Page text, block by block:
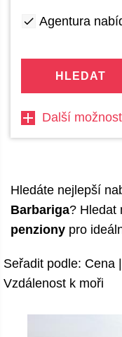
Agentura
HLEDAT
Další
Hledáte nejlepší
Barbariga? Hledat
penziony pro
Seřadit podle: Cena
Vzdálenost k moři